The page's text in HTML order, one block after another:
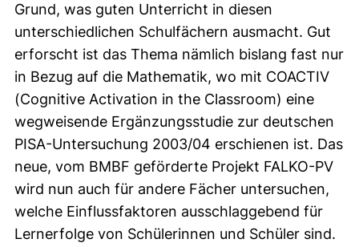
Grund, was guten Unterricht in diesen
unterschiedlichen Schulfächern ausmacht. Gut
erforscht ist das Thema nämlich bislang fast nur
in Bezug auf die Mathematik, wo mit COACTIV
(Cognitive Activation in the Classroom) eine
wegweisende Ergänzungsstudie zur deutschen
PISA-Untersuchung 2003/04 erschienen ist. Das
neue, vom BMBF geförderte Projekt FALKO-PV
wird nun auch für andere Fächer untersuchen,
welche Einflussfaktoren ausschlaggebend für
Lernerfolge von Schülerinnen und Schüler sind.